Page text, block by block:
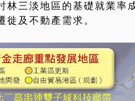
林三淡地區的基礎就業率
徙及不動產需求。